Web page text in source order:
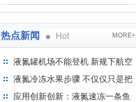
热点新闻 Hot MORE+
液氮罐机场不能登机 新规下航空
运输罐能否上飞机
液氮冷冻水果步骤 不仅仅只是把
水果扔到液氮中
应用创新创新：液氮速冻一条鱼